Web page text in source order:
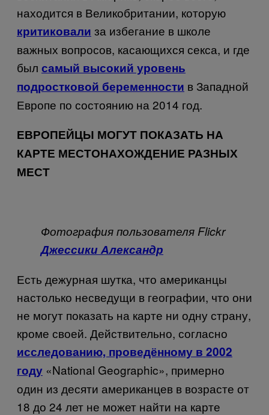
находится в Великобритании, которую
критиковали за избегание в школе
важных вопросов, касающихся секса, и где
был самый высокий уровень
подростковой беременности в Западной
Европе по состоянию на 2014 год.
ЕВРОПЕЙЦЫ МОГУТ ПОКАЗАТЬ НА
КАРТЕ МЕСТОНАХОЖДЕНИЕ РАЗНЫХ
МЕСТ
Фотография пользователя Flickr
Джессики Александр
Есть дежурная шутка, что американцы
настолько несведущи в географии, что они
не могут показать на карте ни одну страну,
кроме своей. Действительно, согласно
исследованию, проведённому в 2002
году «National Geographic», примерно
один из десяти американцев в возрасте от
18 до 24 лет не может найти на карте